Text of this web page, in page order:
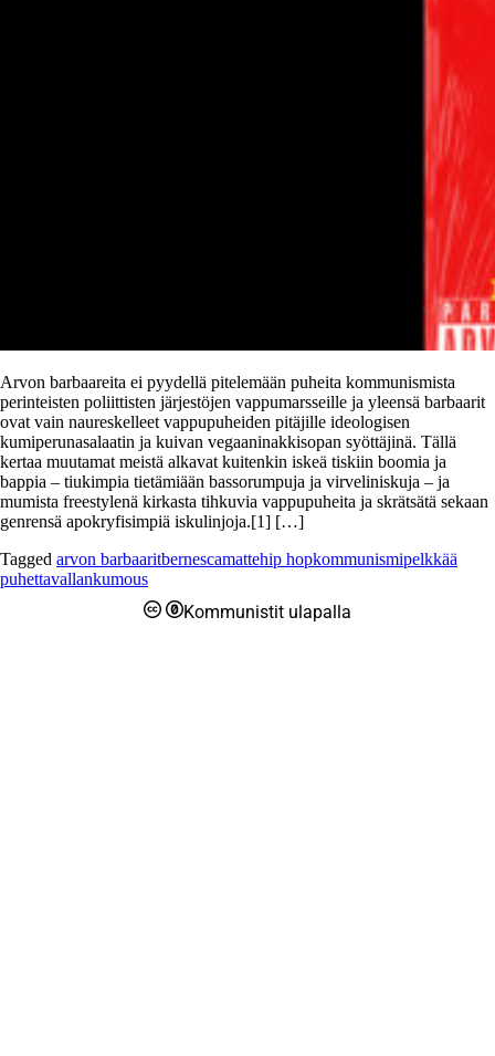
Arvon barbaareita ei pyydellä pitelemään puheita kommunismista
perinteisten poliittisten järjestöjen vappumarsseille ja yleensä barbaarit
ovat vain naureskelleet vappupuheiden pitäjille ideologisen
kumiperunasalaatin ja kuivan vegaaninakkisopan syöttäjinä. Tällä
kertaa muutamat meistä alkavat kuitenkin iskeä tiskiin boomia ja
bappia – tiukimpia tietämiään bassorumpuja ja virveliniskuja – ja
mumista freestylenä kirkasta tihkuvia vappupuheita ja skrätsätä sekaan
genrensä apokryfisimpiä iskulinjoja.[1] […]
Tagged arvon barbaaritbernescamattehip hopkommunismipelkkää
puhettavallankumous
Kommunistit ulapalla